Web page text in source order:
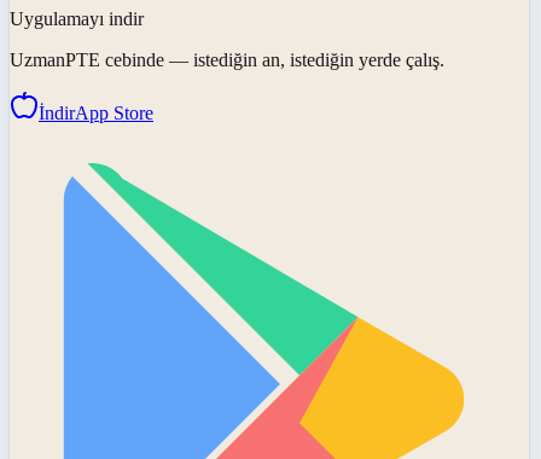
Uygulamayı indir
UzmanPTE cebinde — istediğin an, istediğin yerde çalış.
İndirApp Store